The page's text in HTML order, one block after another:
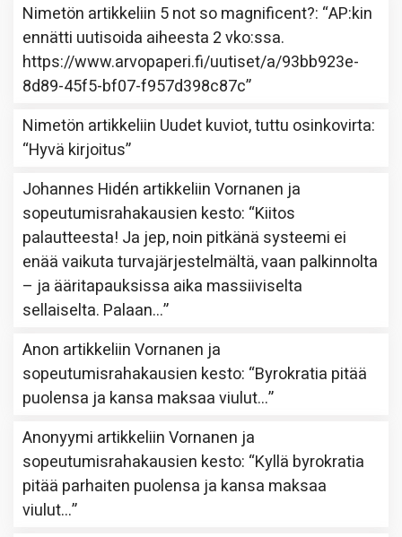
Nimetön artikkeliin 5 not so magnificent?: “AP:kin
ennätti uutisoida aiheesta 2 vko:ssa.
https://www.arvopaperi.fi/uutiset/a/93bb923e-
8d89-45f5-bf07-f957d398c87c”
Nimetön artikkeliin Uudet kuviot, tuttu osinkovirta:
“Hyvä kirjoitus”
Johannes Hidén artikkeliinVornanen ja
sopeutumisrahakausien kesto: “Kiitos
palautteesta! Ja jep, noin pitkänä systeemi ei
enää vaikuta turvajärjestelmältä, vaan palkinnolta
– ja ääritapauksissa aika massiiviselta
sellaiselta. Palaan…”
Anon artikkeliinVornanen ja
sopeutumisrahakausien kesto: “Byrokratia pitää
puolensa ja kansa maksaa viulut…”
Anonyymi artikkeliinVornanen ja
sopeutumisrahakausien kesto: “Kyllä byrokratia
pitää parhaiten puolensa ja kansa maksaa
viulut…”